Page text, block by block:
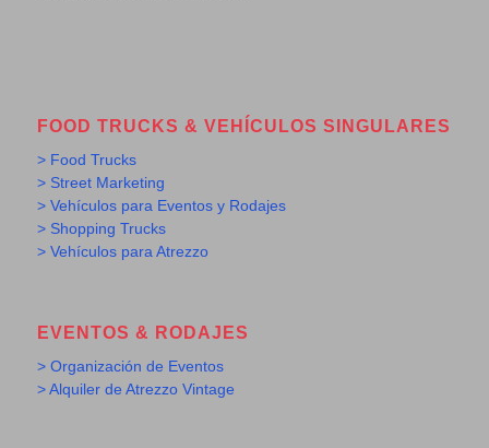
FOOD TRUCKS & VEHÍCULOS SINGULARES
> Food Trucks
> Street Marketing
> Vehículos para Eventos y Rodajes
> Shopping Trucks
> Vehículos para Atrezzo
EVENTOS & RODAJES
> Organización de Eventos
> Alquiler de Atrezzo Vintage